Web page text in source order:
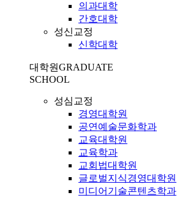
의과대학
간호대학
성신교정
신학대학
대학원GRADUATE
SCHOOL
성심교정
경영대학원
공연예술문화학과
교육대학원
교육학과
교회법대학원
글로벌지식경영대학원
미디어기술콘텐츠학과